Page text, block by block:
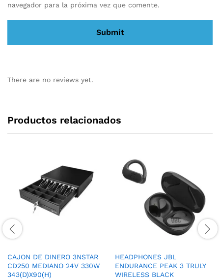
navegador para la próxima vez que comente.
There are no reviews yet.
Productos relacionados
CAJON DE DINERO 3NSTAR
CD250 MEDIANO 24V 330W
343(D)X90(H)
HEADPHONES JBL
ENDURANCE PEAK 3 TRULY
WIRELESS BLACK